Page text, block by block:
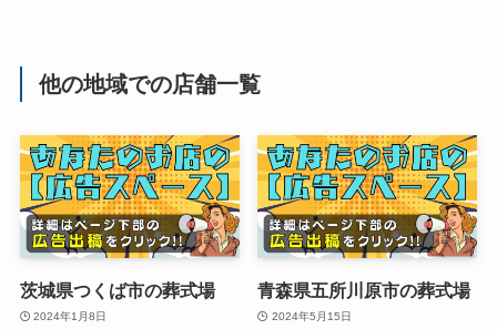
他の地域での店舗一覧
茨城県つくば市の葬式場
2024年1月8日
青森県五所川原市の葬式場
2024年5月15日